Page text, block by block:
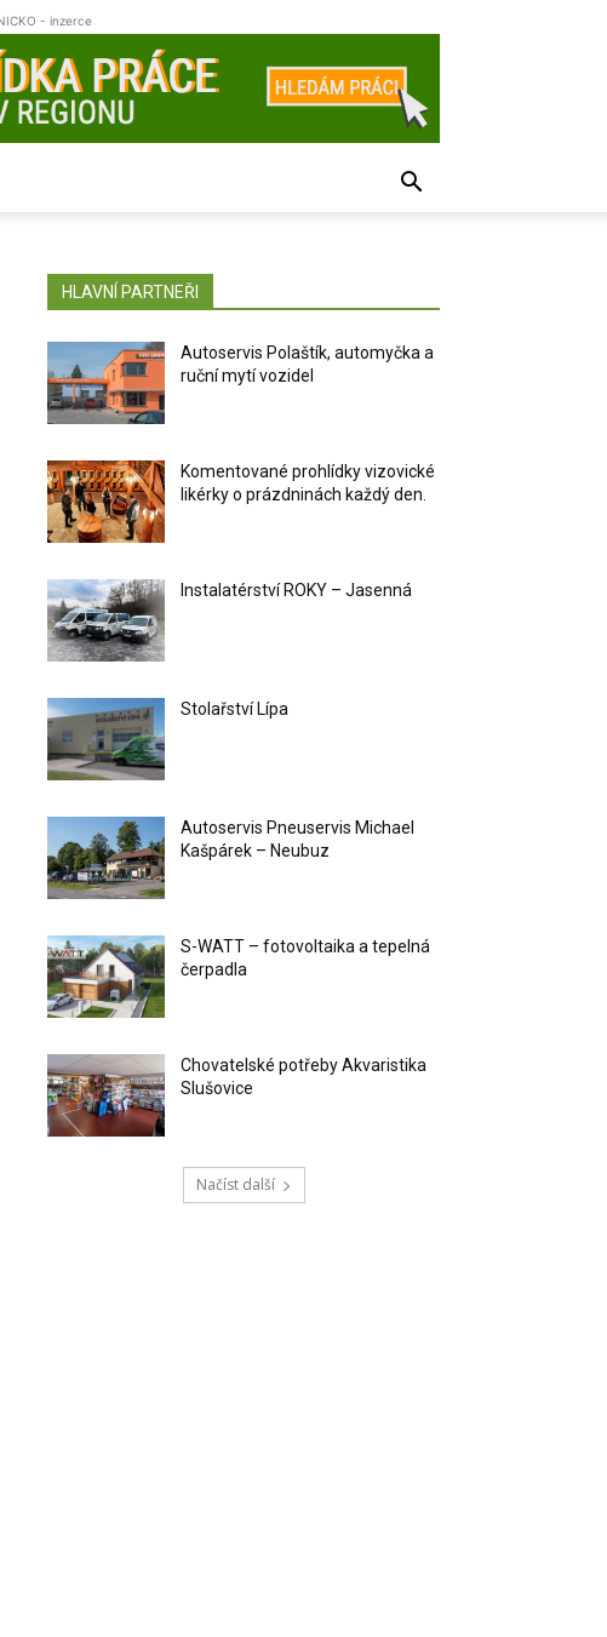
- inzerce
HLAVNÍ PARTNEŘI
Autoservis Polaštík, automyčka a
ruční mytí vozidel
Komentované prohlídky vizovické
likérky o prázdninách každý den.
Instalatérství ROKY – Jasenná
Stolařství Lípa
Autoservis Pneuservis Michael
Kašpárek – Neubuz
S-WATT – fotovoltaika a tepelná
čerpadla
Chovatelské potřeby Akvaristika
Slušovice
Načíst další